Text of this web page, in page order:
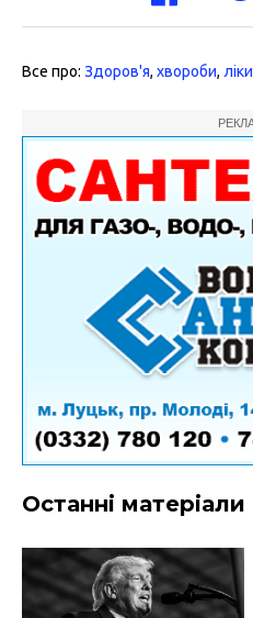
Все про: Здоров'я, хвороби, ліки
Останні матеріали